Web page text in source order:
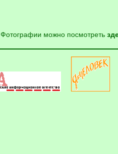
Фотографии можно посмотреть